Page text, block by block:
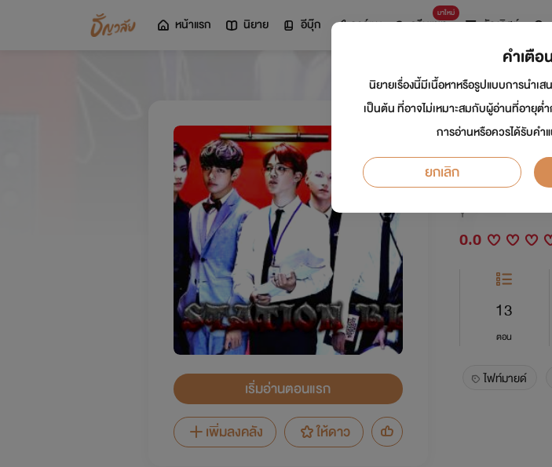
หน้าแรก นิยาย อีบุ๊ก การ์ตูน
มาใหม่
ดรีมแชท ธัญลิสต์
เริ่มอ่านตอนแรก
เพิ่มลงคลัง
ให้ดาว
THE
เลือด
นักเขียน:
Y
0.0
13
ตอน
ไฟท์มายด์
คำเตือ
นิยายเรื่องนี้มีเนื้อหาหรือรูปแบบการนำเ
เป็นต้น ที่อาจไม่เหมาะสมกับผู้อ่านที่อายุต่
การอ่านหรือควรได้รับคำ
ยกเลิก